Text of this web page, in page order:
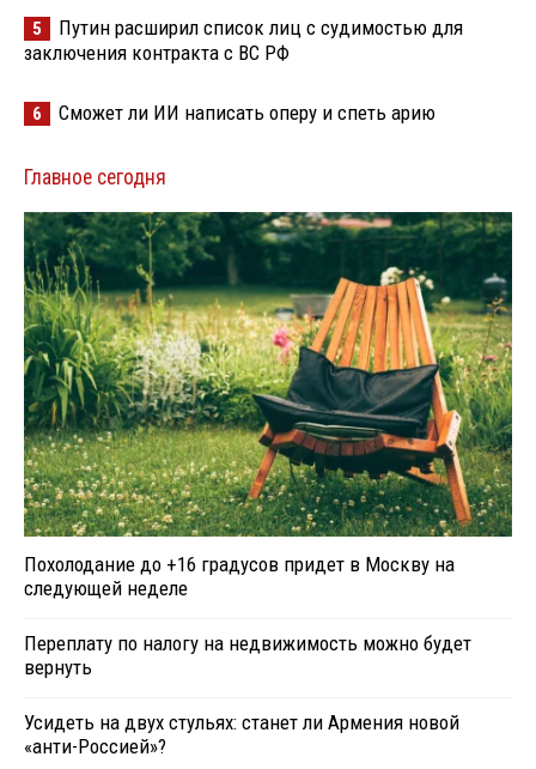
5
Путин расширил список лиц с судимостью для
заключения контракта с ВС РФ
6 Сможет ли ИИ написать оперу и спеть арию
Главное сегодня
Похолодание до +16 градусов придет в Москву на
следующей неделе
Переплату по налогу на недвижимость можно будет
вернуть
Усидеть на двух стульях: станет ли Армения новой
«анти-Россией»?